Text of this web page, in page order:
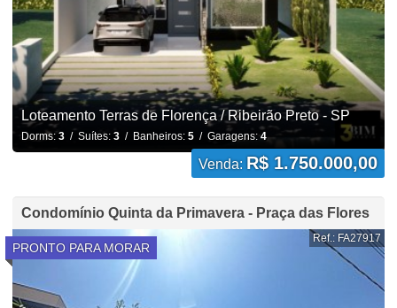
Loteamento Terras de Florença / Ribeirão Preto - SP
Dorms:3/ Suítes: 3/ Banheiros: 5/ Garagens: 4
Venda: R$ 1.750.000,00
Condomínio Quinta da Primavera - Praça das Flores
PRONTO PARA MORAR
Ref.: FA27917